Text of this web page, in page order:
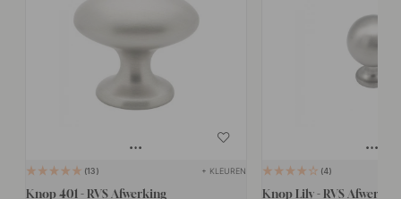
13 + KLEUREN
Knop 401 - RVS Afwerking
4
Knop Lily - RVS